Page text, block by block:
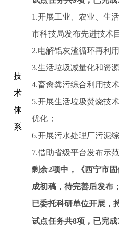
技
术
体
系
1.开展工业、农业、生
市科技局发布先进技术
2.电解铝灰渣循环再利
3.生活垃圾减量化和资
4.畜禽粪污综合利用技术
5.开展生活垃圾焚烧技
优化；
6.开展污水处理厂污泥
7.借助省级平台发布示
剩余2项中，《西宁市
成初稿，待完善后发布
已委托科研单位开展，
试点任务共8项 ，已完